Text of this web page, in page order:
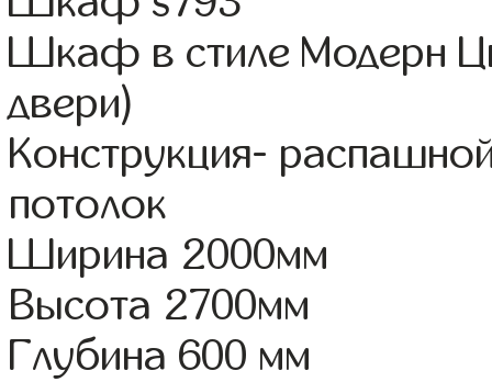
Шкаф в стиле Модерн
двери)
Конструкция-
потолок
Ширина 2000мм
Высота 2700мм
Глубина 600 мм